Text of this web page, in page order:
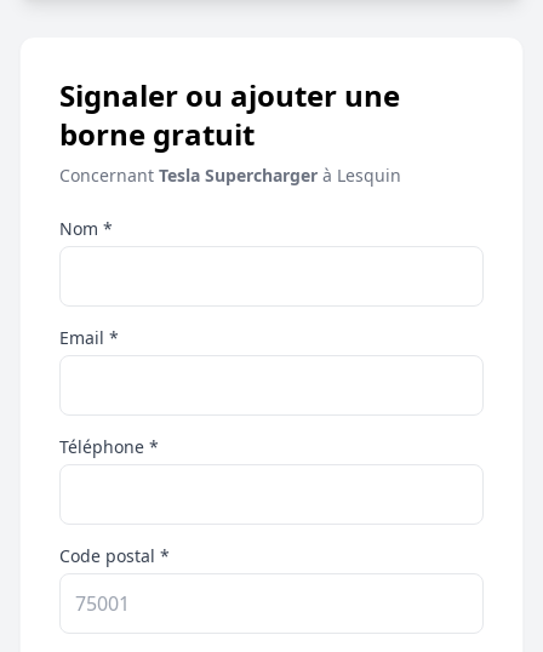
Signaler ou ajouter une
borne gratuit
Concernant Tesla Supercharger à Lesquin
Nom *
Email *
Téléphone *
Code postal *